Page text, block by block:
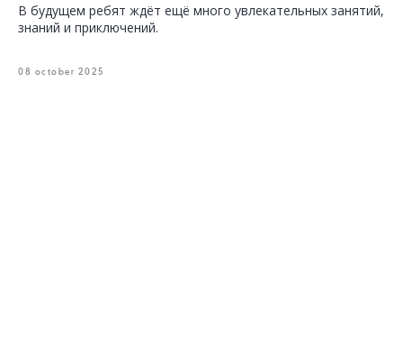
В будущем ребят ждёт ещё много увлекательных занятий,
знаний и приключений.
08 october 2025